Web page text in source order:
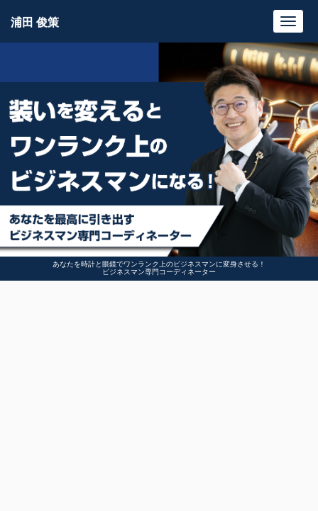
あなたを時計と眼鏡でワンランク上のビジネスマンに変身させる！
ビジネスマン専門コーディネーター
浦田 俊策